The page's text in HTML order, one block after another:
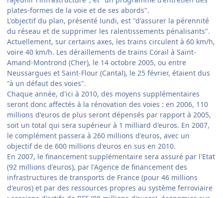
plates-formes de la voie et de ses abords".
L'objectif du plan, présenté lundi, est "d'assurer la pérennité
du réseau et de supprimer les ralentissements pénalisants".
Actuellement, sur certains axes, les trains circulent à 60 km/h,
voire 40 km/h. Les déraillements de trains Corail à Saint-
Amand-Montrond (Cher), le 14 octobre 2005, ou entre
Neussargues et Saint-Flour (Cantal), le 25 février, étaient dus
"à un défaut des voies".
Chaque année, d'ici à 2010, des moyens supplémentaires
seront donc affectés à la rénovation des voies : en 2006, 110
millions d'euros de plus seront dépensés par rapport à 2005,
soit un total qui sera supérieur à 1 milliard d'euros. En 2007,
le complément passera à 260 millions d'euros, avec un
objectif de de 600 millions d'euros en sus en 2010.
En 2007, le financement supplémentaire sera assuré par l'Etat
(92 millions d'euros), par l'Agence de financement des
infrastructures de transports de France (pour 46 millions
d'euros) et par des ressources propres au système ferroviaire